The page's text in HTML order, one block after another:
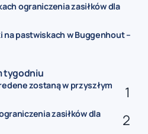
ograniczenia zasiłków dla
pastwiskach w Buggenhout –
tygodniu
zostaną w przyszłym
zasiłków dla